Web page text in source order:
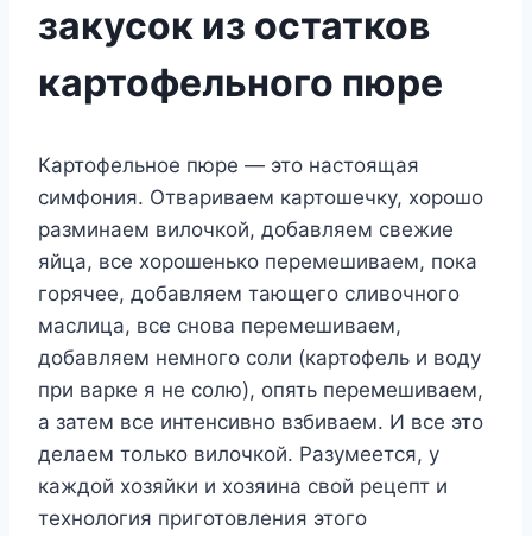
закусок из остатков
картофельного пюре
Картофельное пюре — это настоящая
симфония. Отвариваем картошечку, хорошо
разминаем вилочкой, добавляем свежие
яйца, все хорошенько перемешиваем, пока
горячее, добавляем тающего сливочного
маслица, все снова перемешиваем,
добавляем немного соли (картофель и воду
при варке я не солю), опять перемешиваем,
а затем все интенсивно взбиваем. И все это
делаем только вилочкой. Разумеется, у
каждой хозяйки и хозяина свой рецепт и
технология приготовления этого